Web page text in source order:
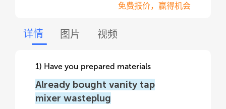
免费报价，赢得机会
详情 图片 视频
1) Have you prepared materials
Already bought vanity tap
mixer wasteplug